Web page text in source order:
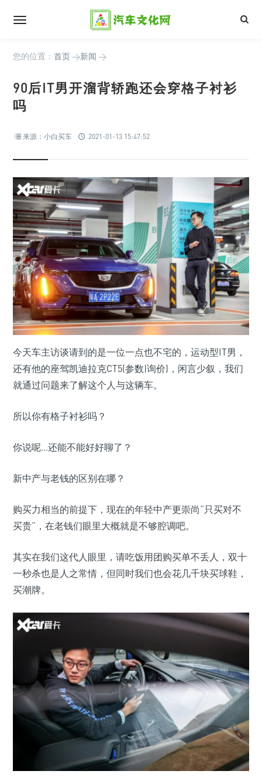
您的位置： 首页 >新闻 >
90后IT男开溜背轿跑还会穿格子衬衫
吗
来源：小白买车 2021-01-13 15:47:52
今天车主访谈请到的是一位一点也不宅的，运动型IT男，
还有他的座驾凯迪拉克CT5(参数|询价)，闲言少叙，我们
就通过问题来了解这个人与这辆车。
所以你有格子衬衫吗？
你说呢…还能不能好好聊了？
新中产与老钱的区别在哪？
购买力相当的前提下，现在的年轻中产更崇尚“只买对不
买贵”，在老钱们眼里大概就是不够腔调吧。
其实在我们这代人眼里，请吃饭用团购买单不丢人，双十
一秒杀也是人之常情，但同时我们也会花几千块买球鞋，
买潮牌。